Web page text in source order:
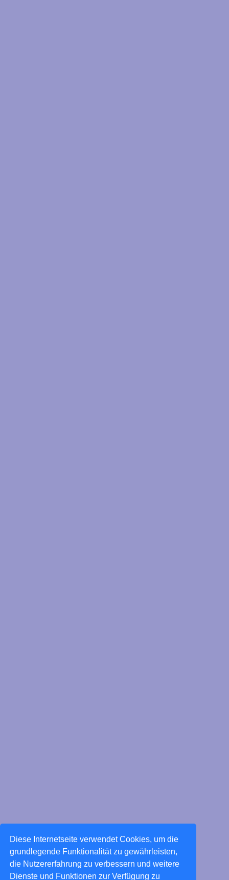
Diese Internetseite verwendet Cookies, um die
grundlegende Funktionalität zu gewährleisten,
die Nutzererfahrung zu verbessern und weitere
Dienste und Funktionen zur Verfügung zu